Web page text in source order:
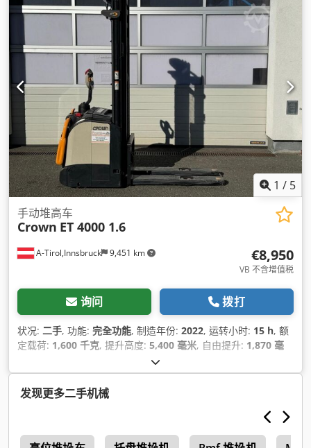
1 / 5
A-Tirol,Innsbruck 9,451 km
手动堆高车
Crown ET 4000 1.6
€8,950
VB 不含增值税
询问 拨打
状况: 二手, 功能: 完全功能, 制造年份: 2022, 运转小时: 15 h, 额
定载荷: 1,600 千克, 提升高度: 5,400 毫米, 自由提升: 1,870 毫
三重式 (triplex)
毫米, 叉长:1,150 毫米, 驱动类型:Elektro,
发现更多二手机械